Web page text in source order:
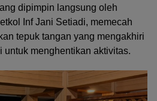
dipimpin langsung oleh
Inf Jani Setiadi, memecah
tepuk tangan yang mengakhiri
untuk menghentikan aktivitas.